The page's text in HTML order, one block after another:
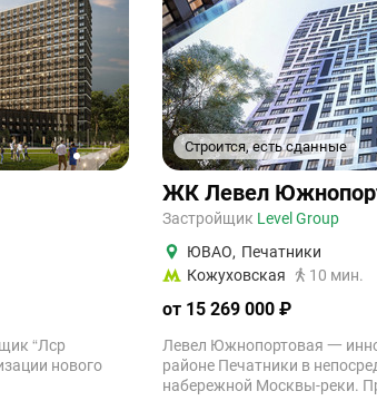
12345
“Лср
нового
Строится, есть сданные
ЖК Левел
Застройщик Level Group
ЮВАО, Печатники
Кожуховская
10 мин.
от 15 269 000 ₽
Левел Южнопортовая 一
районе Печатники в
набережной Москвы-реки.